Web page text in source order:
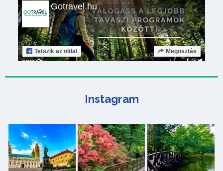
Gotravel.hu
Tetszik az oldal Megosztás
Instagram